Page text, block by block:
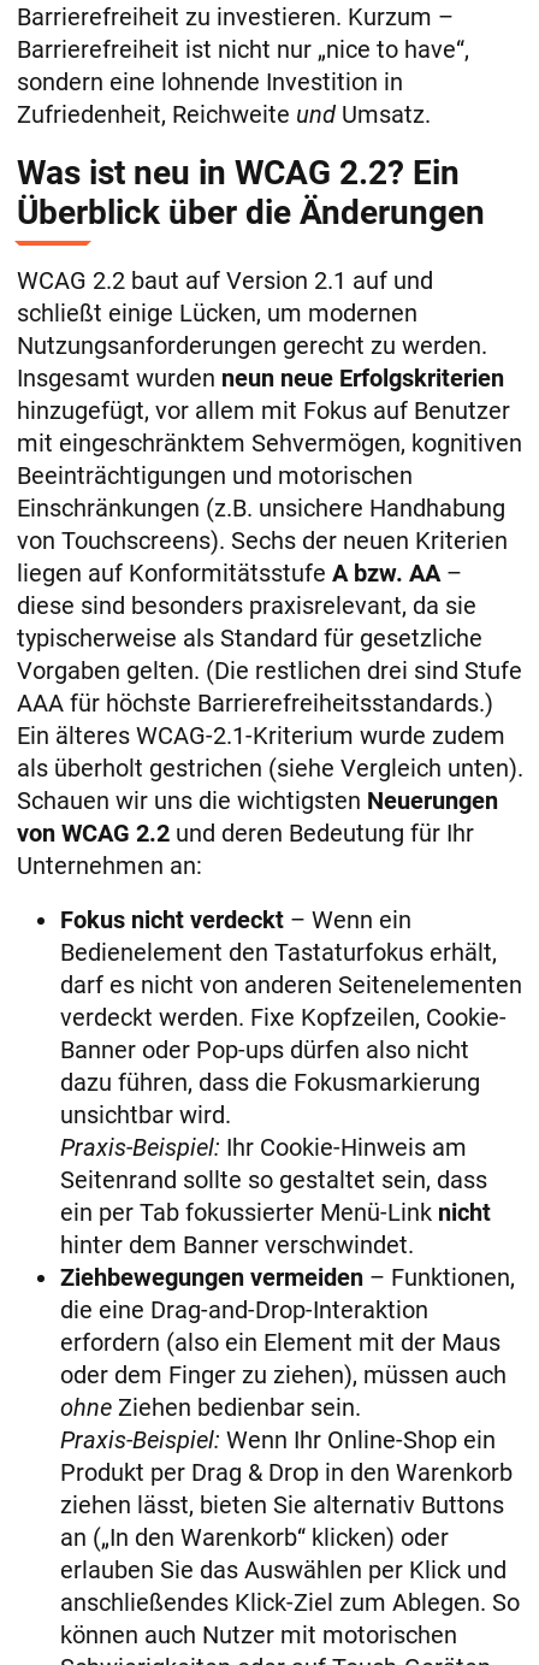
Barrierefreiheit zu investieren​. Kurzum –
Barrierefreiheit ist nicht nur „nice to have“,
sondern eine lohnende Investition in
Zufriedenheit, Reichweite undUmsatz.
Was ist neu in WCAG 2.2? Ein
Überblick über die Änderungen
WCAG 2.2 baut auf Version 2.1 auf und
schließt einige Lücken, um modernen
Nutzungsanforderungen gerecht zu werden.
Insgesamt wurden neun neue Erfolgskriterien
hinzugefügt, vor allem mit Fokus auf Benutzer
mit eingeschränktem Sehvermögen, kognitiven
Beeinträchtigungen und motorischen
Einschränkungen (z.B. unsichere Handhabung
von Touchscreens)​. Sechs der neuen Kriterien
liegen auf Konformitätsstufe A bzw. AA–
diese sind besonders praxisrelevant, da sie
typischerweise als Standard für gesetzliche
Vorgaben gelten​. (Die restlichen drei sind Stufe
AAA für höchste Barrierefreiheitsstandards.)
Ein älteres WCAG-2.1-Kriterium wurde zudem
als überholt gestrichen (siehe Vergleich unten).
Schauen wir uns die wichtigsten Neuerungen
von WCAG 2.2und deren Bedeutung für Ihr
Unternehmen an:
Fokus nicht verdeckt– Wenn ein
Bedienelement den Tastaturfokus erhält,
darf es nicht von anderen Seitenelementen
verdeckt werden. Fixe Kopfzeilen, Cookie-
Banner oder Pop-ups dürfen also nicht
dazu führen, dass die Fokusmarkierung
unsichtbar wird​.
Praxis-Beispiel: Ihr Cookie-Hinweis am
Seitenrand sollte so gestaltet sein, dass
ein per Tab fokussierter Menü-Link nicht
hinter dem Banner verschwindet.
Ziehbewegungen vermeiden– Funktionen,
die eine Drag-and-Drop-Interaktion
erfordern (also ein Element mit der Maus
oder dem Finger zu ziehen), müssen auch
ohneZiehen bedienbar sein​.
Praxis-Beispiel: Wenn Ihr Online-Shop ein
Produkt per Drag & Drop in den Warenkorb
ziehen lässt, bieten Sie alternativ Buttons
an („In den Warenkorb“ klicken) oder
erlauben Sie das Auswählen per Klick und
anschließendes Klick-Ziel zum Ablegen​. So
können auch Nutzer mit motorischen